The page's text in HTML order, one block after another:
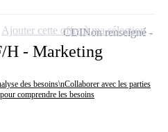
H - Marketing
des besoins\nCollaborer avec les parties
comprendre les besoins
CDINon renseigné
Ajouter cette offre à ma sélection